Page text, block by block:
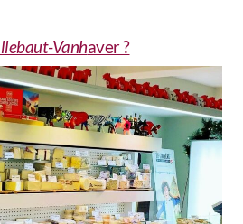
Vanhaver ?